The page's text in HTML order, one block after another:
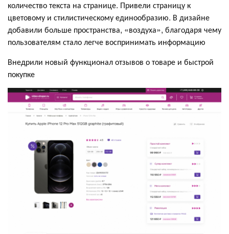
количество текста на странице. Привели страницу к
цветовому и стилистическому единообразию. В дизайне
добавили больше пространства, «воздуха», благодаря чему
пользователям стало легче воспринимать информацию
Внедрили новый функционал отзывов о товаре и быстрой
покупке